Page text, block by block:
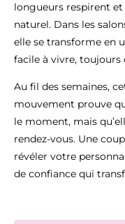
longueurs respirent
naturel. Dans les
elle se transforme en
facile à vivre, toujours
Au fil des semaines,
mouvement prouve
le moment, mais
rendez-vous. Une
révéler votre
de confiance qui